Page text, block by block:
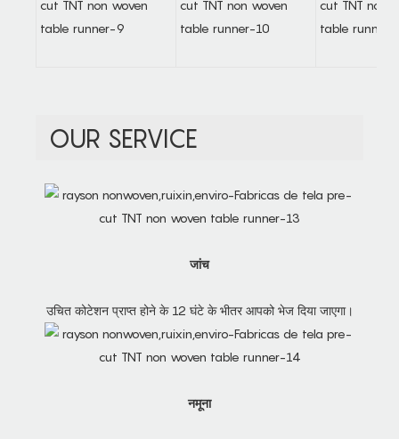
OUR SERVICE
जांच
उचित कोटेशन प्राप्त होने के 12 घंटे के भीतर आपको भेज दिया जाएगा।
नमूना